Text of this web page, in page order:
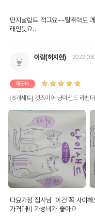
만지날림드 적그요~~탈취력도
래인듯요..
이랑(허지현)
재구매
[6개세트] 캣츠미어 냥이샌드 라벤
다묘가정 집사님  이건 꼭 사야해
가격대비 가성비가 좋아요